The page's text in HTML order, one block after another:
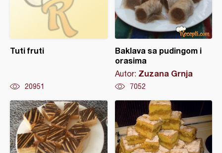
Tuti fruti
20951
Baklava sa pudingom i
orasima
Autor: Zuzana Grnja
7052